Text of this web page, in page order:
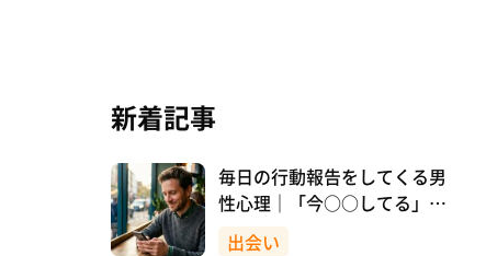
新着記事
毎日の行動報告をしてくる男
性心理｜「今○○してる」は
脈ありサイン？
出会い